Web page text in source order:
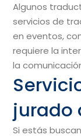
Algunos
servicios de
en eventos,
requiere la
la
jurado
Si estás